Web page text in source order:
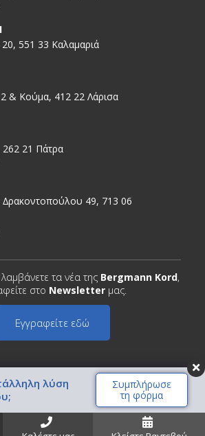
551 33 Καλαμαριά
& Κούμα, 412 22 Λάρισα
21 Πάτρα
49, 713 06
τα νέα της Bergmann Kord,
στο Newsletterμας.
Εγγραφείτε εδώ
BERGMANN KORD. All Rights Reserved
Πολιτική απορρήτου
λύση
Συμπλήρωσε
τη φόρμα